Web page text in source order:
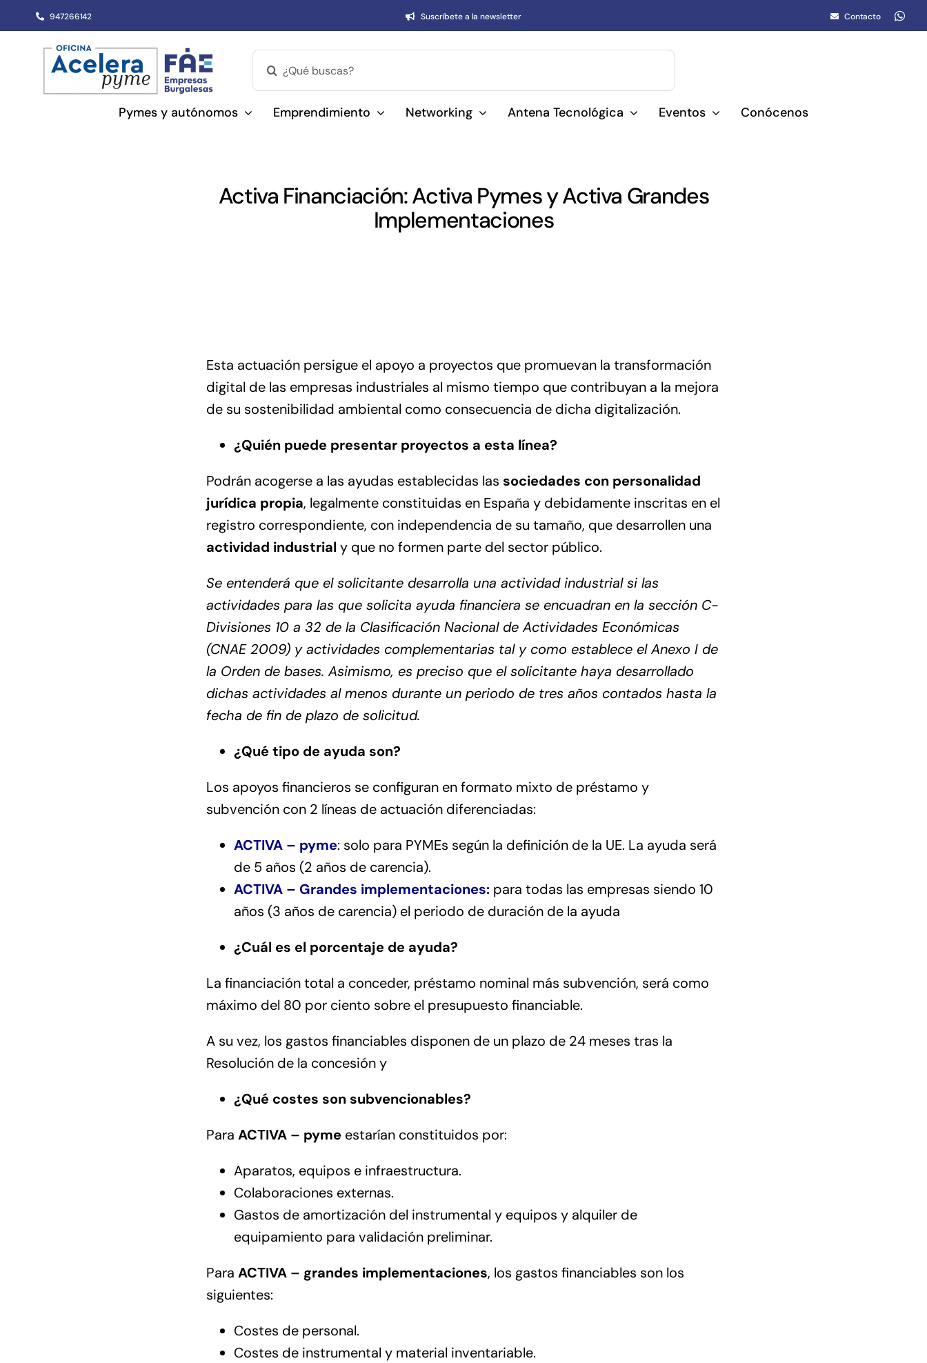
al
contenido
947266142 Suscríbete a la newsletter Contacto
Pymes y autónomos Emprendimiento Networking Antena Tecnológica Eventos Conócenos
Activa Financiación: Activa Pymes y Activa Grandes
Implementaciones
Esta actuación persigue el apoyo a proyectos que promuevan la transformación
digital de las empresas industriales al mismo tiempo que contribuyan a la mejora
de su sostenibilidad ambiental como consecuencia de dicha digitalización.
¿Quién puede presentar proyectos a esta línea?
Podrán acogerse a las ayudas establecidas las sociedades con personalidad
jurídica propia, legalmente constituidas en España y debidamente inscritas en el
registro correspondiente, con independencia de su tamaño, que desarrollen una
actividad industrial y que no formen parte del sector público.
Se entenderá que el solicitante desarrolla una actividad industrial si las
actividades para las que solicita ayuda financiera se encuadran en la sección C-
Divisiones 10 a 32 de la Clasificación Nacional de Actividades Económicas
(CNAE 2009) y actividades complementarias tal y como establece el Anexo I de
la Orden de bases. Asimismo, es preciso que el solicitante haya desarrollado
dichas actividades al menos durante un periodo de tres años contados hasta la
fecha de fin de plazo de solicitud.
¿Qué tipo de ayuda son?
Los apoyos financieros se configuran en formato mixto de préstamo y
subvención con 2 líneas de actuación diferenciadas:
ACTIVA – pyme: solo para PYMEs según la definición de la UE. La ayuda será
de 5 años (2 años de carencia).
ACTIVA – Grandes implementaciones: para todas las empresas siendo 10
años (3 años de carencia) el periodo de duración de la ayuda
¿Cuál es el porcentaje de ayuda?
La financiación total a conceder, préstamo nominal más subvención, será como
máximo del 80 por ciento sobre el presupuesto financiable.
A su vez, los gastos financiables disponen de un plazo de 24 meses tras la
Resolución de la concesión y
¿Qué costes son subvencionables?
Para ACTIVA – pyme estarían constituidos por:
Aparatos, equipos e infraestructura.
Colaboraciones externas.
Gastos de amortización del instrumental y equipos y alquiler de
equipamiento para validación preliminar.
Para ACTIVA – grandes implementaciones, los gastos financiables son los
siguientes:
Costes de personal.
Costes de instrumental y material inventariable.